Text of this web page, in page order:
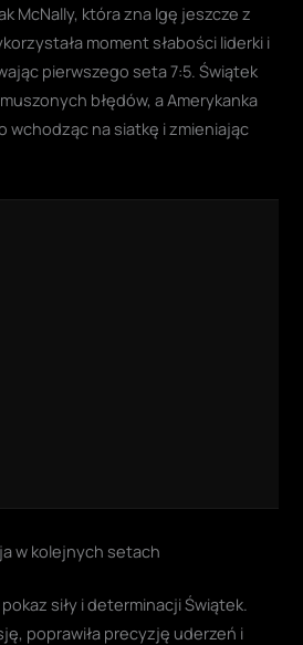
McNally, która zna Igę jeszcze z
moment słabości liderki i
pierwszego seta 7:5. Świątek
błędów, a Amerykanka
wchodząc na siatkę i zmieniając
w kolejnych setach
siły i determinacji Świątek.
poprawiła precyzję uderzeń i